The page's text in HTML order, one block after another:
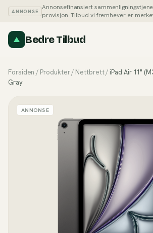
ANNONSE
Annonsefinansiert
provisjon. Tilbud vi fremhever er
Bedre Tilbud
Forsiden / Produkter/ Nettbrett/ iPad Air 11"
Gray
ANNONSE